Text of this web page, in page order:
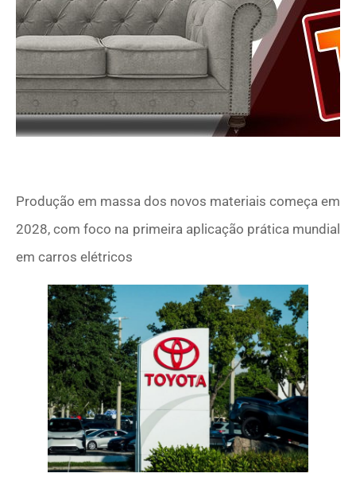
Produção em massa dos novos materiais começa em
2028, com foco na primeira aplicação prática mundial
em carros elétricos